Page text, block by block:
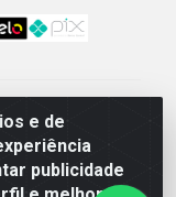
e de
publicidade
Vidros LTDA -
Drummond de
PR - CEP